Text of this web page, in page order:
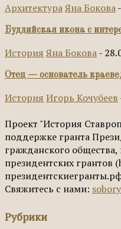
АрхитектураЯна Бокова-
Буддийская икона с
История Яна Бокова-
Отец — основатель
История Игорь Кочубеев
Проект "История
поддержке гранта
гражданского
президентских грантов
Свяжитесь с нами:
Рубрики